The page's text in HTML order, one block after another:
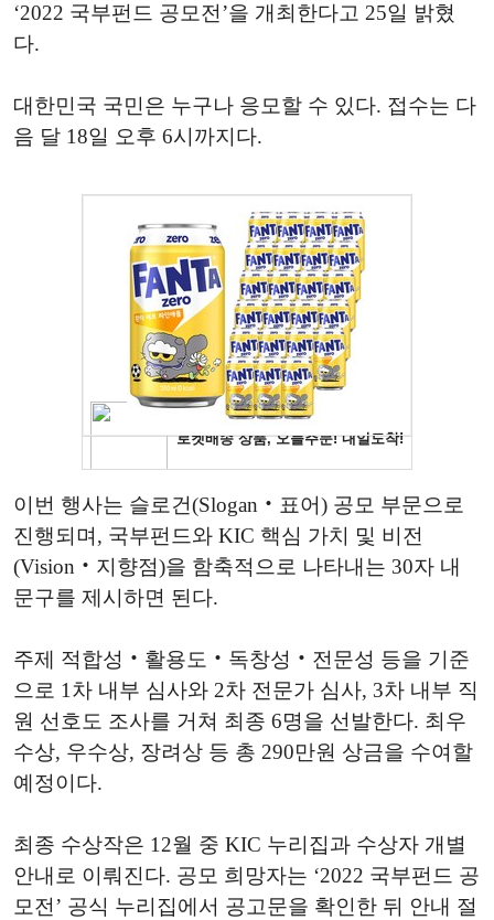
‘2022 국부펀드 공모전’을 개최한다고 25일 밝혔
다.
대한민국 국민은 누구나 응모할 수 있다. 접수는 다
음 달 18일 오후 6시까지다.
이번 행사는 슬로건(Slogan‧표어) 공모 부문으로
진행되며, 국부펀드와 KIC 핵심 가치 및 비전
(Vision‧지향점)을 함축적으로 나타내는 30자 내
문구를 제시하면 된다.
주제 적합성‧활용도‧독창성‧전문성 등을 기준
으로 1차 내부 심사와 2차 전문가 심사, 3차 내부 직
원 선호도 조사를 거쳐 최종 6명을 선발한다. 최우
수상, 우수상, 장려상 등 총 290만원 상금을 수여할
예정이다.
최종 수상작은 12월 중 KIC 누리집과 수상자 개별
안내로 이뤄진다. 공모 희망자는 ‘2022 국부펀드 공
모전’ 공식 누리집에서 공고문을 확인한 뒤 안내 절